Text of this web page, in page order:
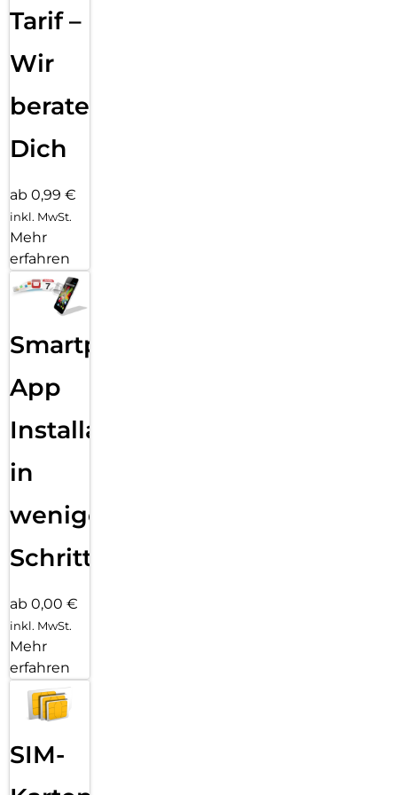
deine Hülle mit PanzerGlass PicturePerfect oder Hoops.P.S.
einer recycelbaren FSC-zertifizierten Verpackung geliefert.
Tarif –
Wir
beraten
Dich
ab 0,99 €
inkl. MwSt.
Mehr
erfahren
Smartphone
App
Installation
in
wenigen
Schritten
ab 0,00 €
inkl. MwSt.
Mehr
erfahren
SIM-